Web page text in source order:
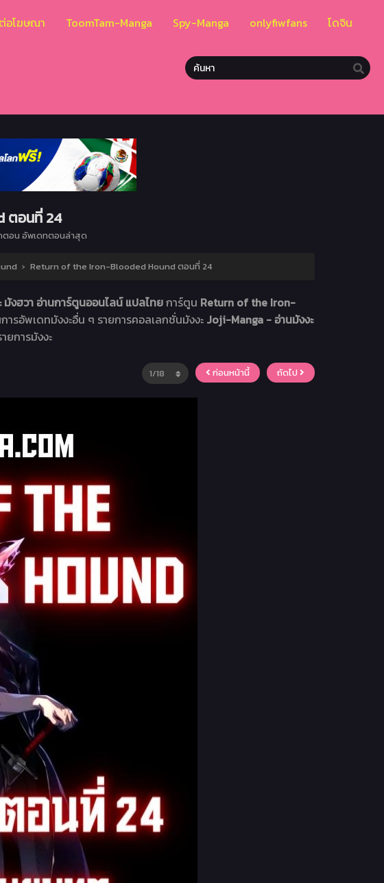
อโฆษณา ToomTam-Manga Spy-Manga onlyfiwfans โดจิน
ตอนที่ 24
ตอน อัพเดทตอนล่าสุด
› Return of the Iron-Blooded Hound ตอนที่ 24
งฮวา อ่านการ์ตูนออนไลน์ แปลไทยการ์ตูน Return of the Iron-
ารอัพเดทมังงะอื่น ๆ รายการคอลเลกชั่นมังงะ Joji-Manga - อ่านมังงะ
ยการมังงะ
ก่อนหน้านี้ ถัดไป